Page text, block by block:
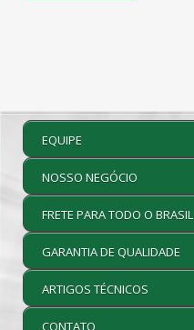
EQUIPE
NOSSO NEGÓCIO
FRETE PARA TODO O BRASIL
GARANTIA DE QUALIDADE
ARTIGOS TÉCNICOS
CONTATO